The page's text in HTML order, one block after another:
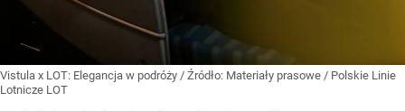
Vistula x LOT: Elegancja w podróży / Źródło: Materiały prasowe / Polskie Linie
Lotnicze LOT